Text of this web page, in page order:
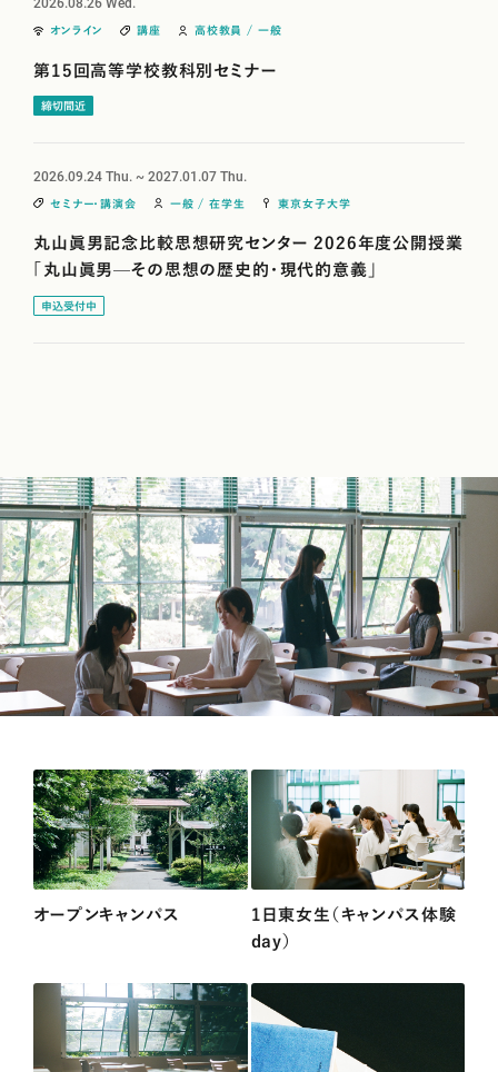
オンライン 講座 高校教員 / 一般
第15回高等学校教科別セミナー
2026.09.24Thu. ~2027.01.07Thu.
セミナー・講演会 一般 / 在学生 東京女子大学
丸山眞男記念比較思想研究センター 2026年度公開授業
「丸山眞男—その思想の歴史的・現代的意義」
オープンキャンパス
1日東女生（キャンパス体験
day）